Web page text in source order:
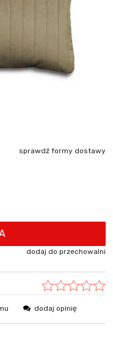
PŁATNOŚCI
sprawdź formy dostawy
dodaj do przechowalni
dodaj opinię